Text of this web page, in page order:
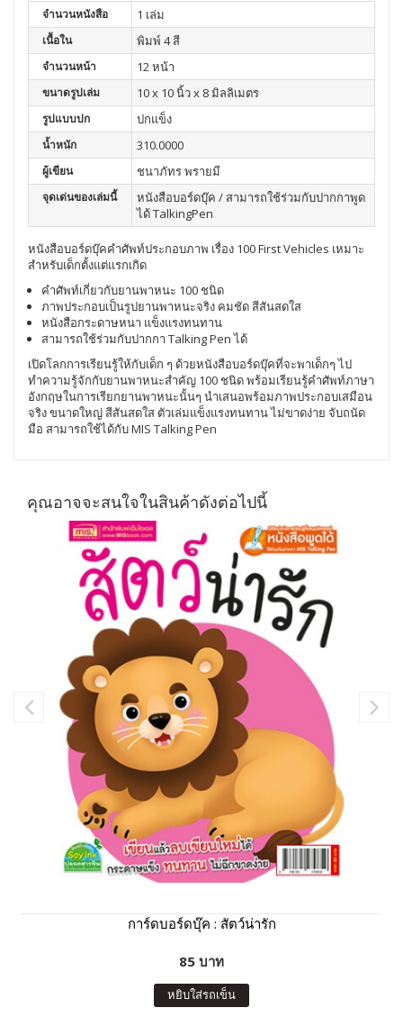
จำนวนหนังสือ 1 เล่ม
เนื้อใน พิมพ์ 4 สี
จำนวนหน้า 12 หน้า
ขนาดรูปเล่ม 10 x 10 นิ้ว x 8 มิลลิเมตร
รูปแบบปก ปกแข็ง
น้ำหนัก 310.0000
ผู้เขียน ชนาภัทร พรายมี
จุดเด่นของเล่มนี้
หนังสือบอร์ดบุ๊ค / สามารถใช้ร่วมกับปากกาพูด
ได้ TalkingPen
หนังสือบอร์ดบุ๊คคำศัพท์ประกอบภาพ เรื่อง 100 First Vehicles เหมาะ
สำหรับเด็กตั้งแต่แรกเกิด
คำศัพท์เกี่ยวกับยานพาหนะ 100 ชนิด
ภาพประกอบเป็นรูปยานพาหนะจริง คมชัด สีสันสดใส
หนังสือกระดาษหนา แข็งแรงทนทาน
สามารถใช้ร่วมกับปากกา Talking Pen ได้
เปิดโลกการเรียนรู้ให้กับเด็ก ๆ ด้วยหนังสือบอร์ดบุ๊คที่จะพาเด็กๆ ไป
ทำความรู้จักกับยานพาหนะสำคัญ 100 ชนิด พร้อมเรียนรู้คำศัพท์ภาษา
อังกฤษในการเรียกยานพาหนะนั้นๆ นำเสนอพร้อมภาพประกอบเสมือน
จริง ขนาดใหญ่ สีสันสดใส ตัวเล่มแข็งแรงทนทาน ไม่ขาดง่าย จับถนัด
มือ สามารถใช้ได้กับ MIS Talking Pen
คุณอาจจะสนใจในสินค้าดังต่อไปนี้
การ์ดบอร์ดบุ๊ค : สัตว์น่ารัก
85 บาท
หยิบใส่รถเข็น